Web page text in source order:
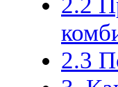
2.3